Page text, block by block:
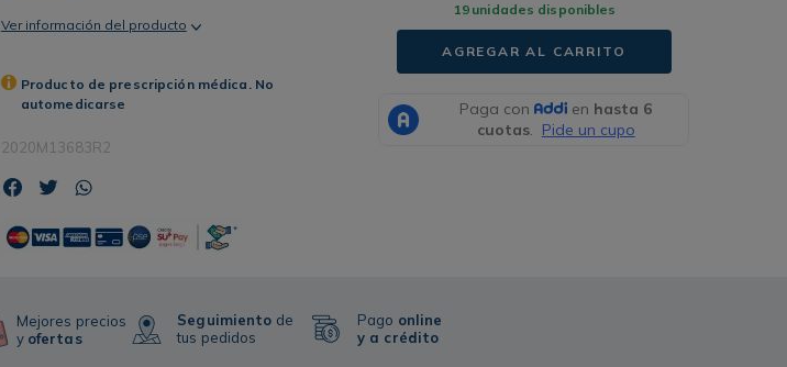
Ver información del producto
Producto de prescripción médica. No
automedicarse
2020M13683R2
19 unidades disponibles
AGREGAR AL CARRITO
Mejores precios
y ofertas
Seguimiento de
tus pedidos
Pago online
y a crédito